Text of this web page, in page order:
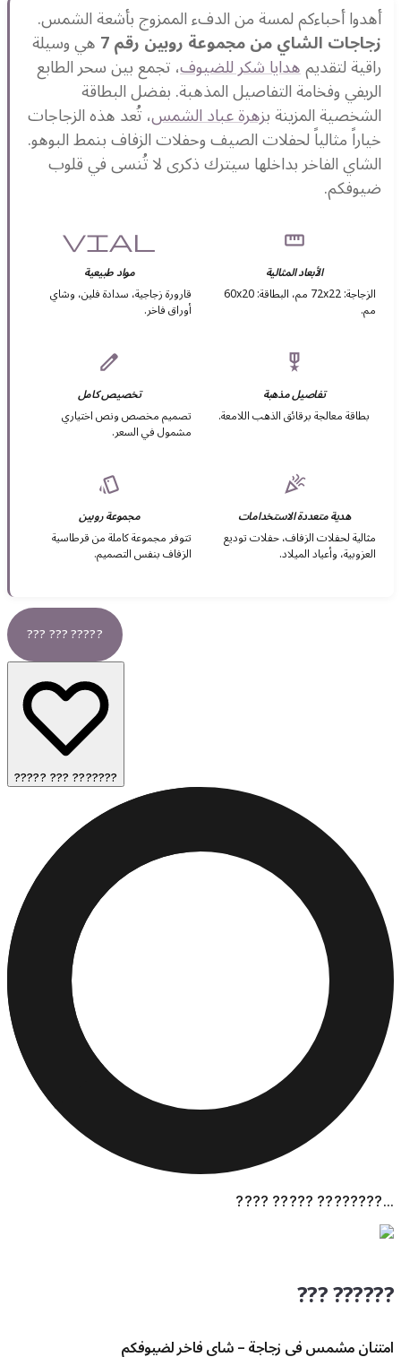
أهدوا أحباءكم لمسة من الدفء الممزوج بأشعة الشمس.
زجاجات الشاي من مجموعة روبين رقم 7 هي وسيلة
راقية لتقديمهدايا شكر للضيوف، تجمع بين سحر الطابع
الريفي وفخامة التفاصيل المذهبة. بفضل البطاقة
الشخصية المزينة بزهرة عباد الشمس، تُعد هذه الزجاجات
خياراً مثالياً لحفلات الصيف وحفلات الزفاف بنمط البوهو.
الشاي الفاخر بداخلها سيترك ذكرى لا تُنسى في قلوب
ضيوفكم.
straighten
الأبعاد المثالية
الزجاجة: 72x22 مم، البطاقة: 60x20
مم.
vial
مواد طبيعية
قارورة زجاجية، سدادة فلين، وشاي
أوراق فاخر.
military_tech
تفاصيل مذهبة
بطاقة معالجة برقائق الذهب اللامعة.
edit
تخصيص كامل
تصميم مخصص ونص اختياري
مشمول في السعر.
celebration
هدية متعددة الاستخدامات
مثالية لحفلات الزفاف، حفلات توديع
العزوبية، وأعياد الميلاد.
style
مجموعة روبين
تتوفر مجموعة كاملة من قرطاسية
الزفاف بنفس التصميم.
??? ??? ?????
????? ??? ???????
???? ????? ????????...
??? ??????
امتنان مشمس في زجاجة – شاي فاخر لضيوفكم